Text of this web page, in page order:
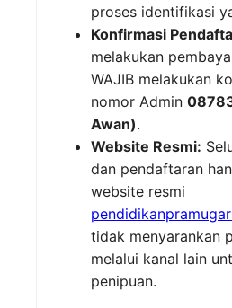
proses identifikasi
Konfirmasi
melakukan
WAJIB melakukan
nomor Admin
Awan).
Website Resmi:
dan pendaftaran
website resmi
tidak menyarankan
melalui kanal lain
penipuan.